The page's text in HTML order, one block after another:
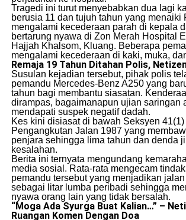
​Tragedi ini turut menyebabkan dua lagi
berusia 11 dan tujuh tahun yang menaiki
mengalami kecederaan parah di kepala
bertarung nyawa di Zon Merah Hospital
Hajjah Khalsom, Kluang. Beberapa
mengalami kecederaan di kaki, muka,
Remaja 19 Tahun Ditahan Polis,
​Susulan kejadian tersebut, pihak polis
pemandu Mercedes-Benz A250 yang
tahun bagi membantu siasatan.
dirampas, bagaimanapun ujian saringan
mendapati suspek negatif dadah.
​Kes kini disiasat di bawah Seksyen 41(1)
Pengangkutan Jalan 1987 yang
penjara sehingga lima tahun dan denda
kesalahan.
​Berita ini ternyata mengundang
media sosial. Rata-rata mengecam
pemandu tersebut yang menjadikan
sebagai litar lumba peribadi sehingga
nyawa orang lain yang tidak bersalah.
“Moga Ada Syurga Buat Kalian…” –
Ruangan Komen Dengan Doa